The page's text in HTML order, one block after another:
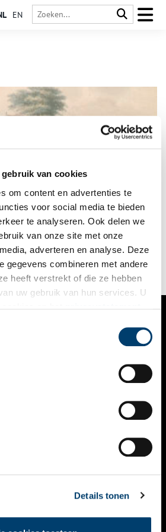
van cookies
om content en advertenties te
voor social media te bieden
te analyseren. Ook delen we
van onze site met onze
adverteren en analyse. Deze
gegevens combineren met andere
heeft verstrekt of die ze hebben
uw gebruik van hun services. U
Details tonen
EN
vol persoonlijke verhalen
tijdens de zomer van 2021
aandeel in de slavernij.